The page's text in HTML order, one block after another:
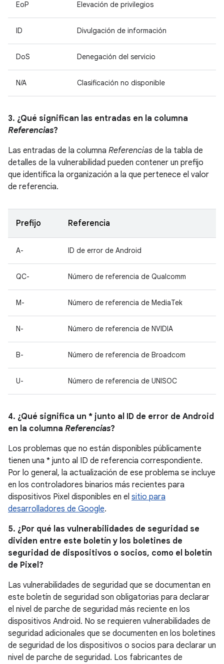
EoP Elevación de privilegios
ID Divulgación de información
DoS Denegación del servicio
N/A Clasificación no disponible
3. ¿Qué significan las entradas en la columna
Referencias?
Las entradas de la columna Referencias de la tabla de
detalles de la vulnerabilidad pueden contener un prefijo
que identifica la organización a la que pertenece el valor
de referencia.
Prefijo Referencia
A- ID de error de Android
QC- Número de referencia de Qualcomm
M- Número de referencia de MediaTek
N- Número de referencia de NVIDIA
B- Número de referencia de Broadcom
U- Número de referencia de UNISOC
4. ¿Qué significa un * junto al ID de error de Android
en la columna Referencias?
Los problemas que no están disponibles públicamente
tienen una * junto al ID de referencia correspondiente.
Por lo general, la actualización de ese problema se incluye
en los controladores binarios más recientes para
dispositivos Pixel disponibles en el sitio para
desarrolladores de Google.
5. ¿Por qué las vulnerabilidades de seguridad se
dividen entre este boletín y los boletines de
seguridad de dispositivos o socios, como el boletín
de Pixel?
Las vulnerabilidades de seguridad que se documentan en
este boletín de seguridad son obligatorias para declarar
el nivel de parche de seguridad más reciente en los
dispositivos Android. No se requieren vulnerabilidades de
seguridad adicionales que se documenten en los boletines
de seguridad de los dispositivos o socios para declarar un
nivel de parche de seguridad. Los fabricantes de